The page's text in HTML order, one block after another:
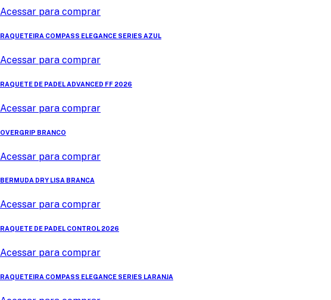
Acessar para comprar
RAQUETEIRA COMPASS ELEGANCE SERIES AZUL
Acessar para comprar
RAQUETE DE PADEL ADVANCED FF 2026
Acessar para comprar
OVERGRIP BRANCO
Acessar para comprar
BERMUDA DRY LISA BRANCA
Acessar para comprar
RAQUETE DE PADEL CONTROL 2026
Acessar para comprar
RAQUETEIRA COMPASS ELEGANCE SERIES LARANJA